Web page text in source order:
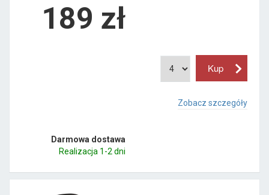
189 zł
Zobacz szczegóły
Darmowa dostawa
Realizacja 1-2 dni